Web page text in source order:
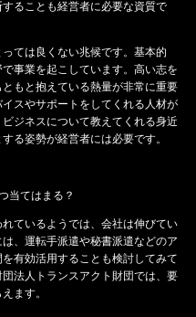
ることも経営者に必要な資質で
ては良くない兆候です。基本的
事業を起こしています。高い志を
もと抱えている熱量が非常に重要
スやサポートをしてくれる人材が
ジネスについて教えてくれる身近
る姿勢が経営者には必要です。
当てはまる？
ているようでは、会社は伸びてい
、運転手派遣や秘書派遣などのア
有効活用することも検討してみて
法人トランスアクト財団では、要
ます。